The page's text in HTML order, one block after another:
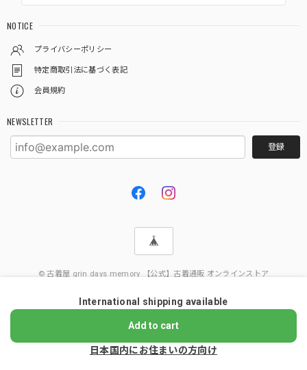
NOTICE
プライバシーポリシー
特定商取引法に基づく表記
会員規約
NEWSLETTER
登録
© 古着屋 grin days memory 【公式】古着通販 オンラインストア
International shipping available
Add to cart
日本国内にお住まいの方向け